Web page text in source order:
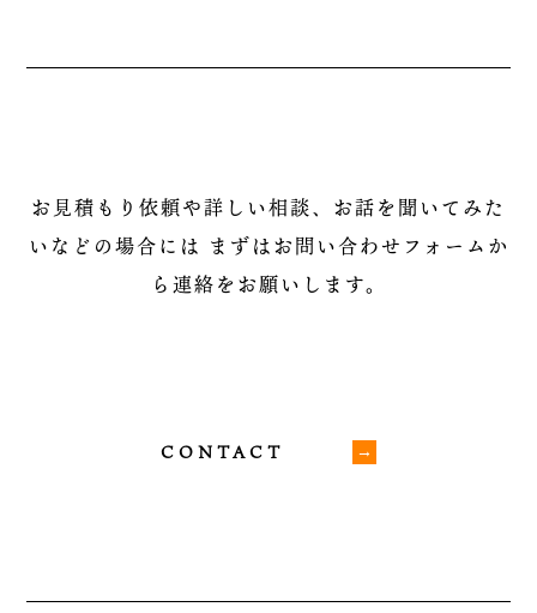
お見積もり依頼や詳しい相談、お話を聞いてみた
いなどの場合には まずはお問い合わせフォームか
ら連絡をお願いします。
CONTACT